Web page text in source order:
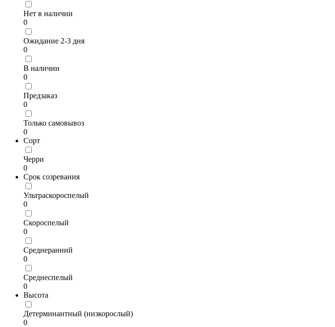
Нет в наличии
0
Ожидание 2-3 дня
0
В наличии
0
Предзаказ
0
Только самовывоз
0
Сорт
Черри
0
Срок созревания
Ультраскороспелый
0
Скороспелый
0
Среднеранний
0
Среднеспелый
0
Высота
Детерминантный (низкорослый)
0